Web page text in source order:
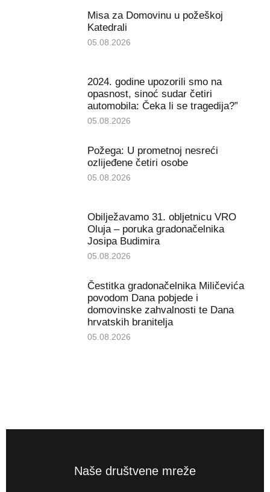
Misa za Domovinu u požeškoj
Katedrali
05.08.2026
2024. godine upozorili smo na
opasnost, sinoć sudar četiri
automobila: Čeka li se tragedija?”
05.08.2026
Požega: U prometnoj nesreći
ozlijeđene četiri osobe
05.08.2026
Obilježavamo 31. obljetnicu VRO
Oluja – poruka gradonačelnika
Josipa Budimira
05.08.2026
Čestitka gradonačelnika Miličevića
povodom Dana pobjede i
domovinske zahvalnosti te Dana
hrvatskih branitelja
05.08.2026
Naše društvene mreže